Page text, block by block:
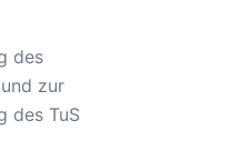
des
zur
des TuS